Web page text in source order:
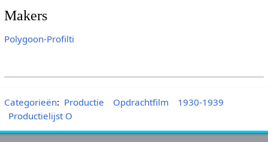
Makers
Polygoon-Profilti
Categorieën: Productie Opdrachtfilm
1930-1939
Productielijst O